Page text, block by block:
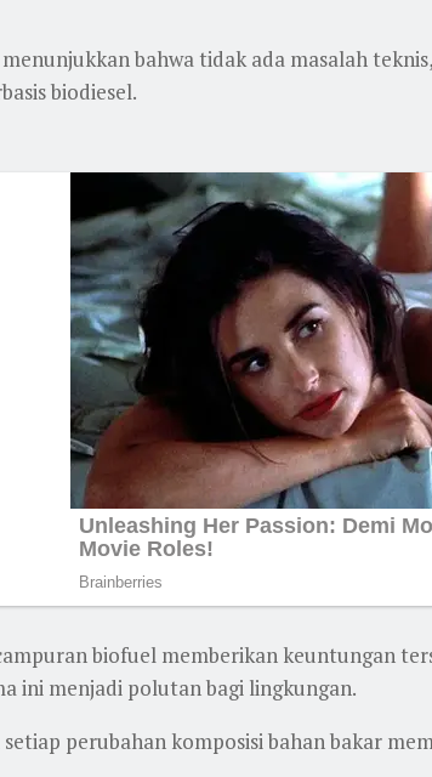
bahwa tidak ada masalah
biodiesel.
biofuel memberikan keuntungan
ini menjadi polutan bagi lingkungan.
perubahan komposisi bahan bakar